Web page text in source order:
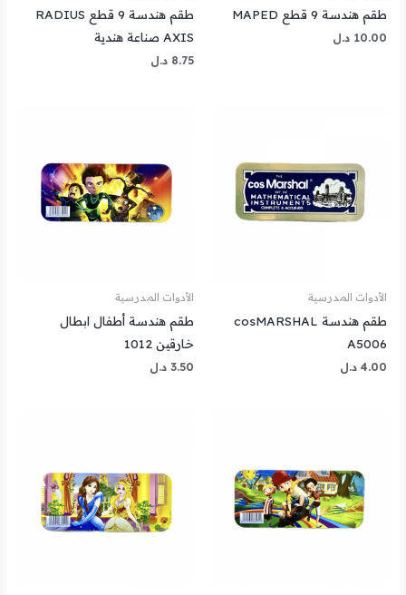
طقم هندسة 9 قطع MAPED
10.00 د.ل
طقم هندسة 9 قطع RADIUS
AXIS صناعة هندية
8.75 د.ل
الأدوات المدرسية
طقم هندسة cosMARSHAL
A5006
4.00 د.ل
الأدوات المدرسية
طقم هندسة أطفال ابطال
خارقين 1012
3.50 د.ل